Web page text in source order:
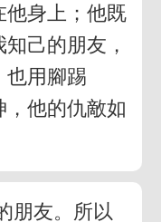
他身上；他既
己的朋友，
也用腳踢
他的仇敵如
朋友。所以